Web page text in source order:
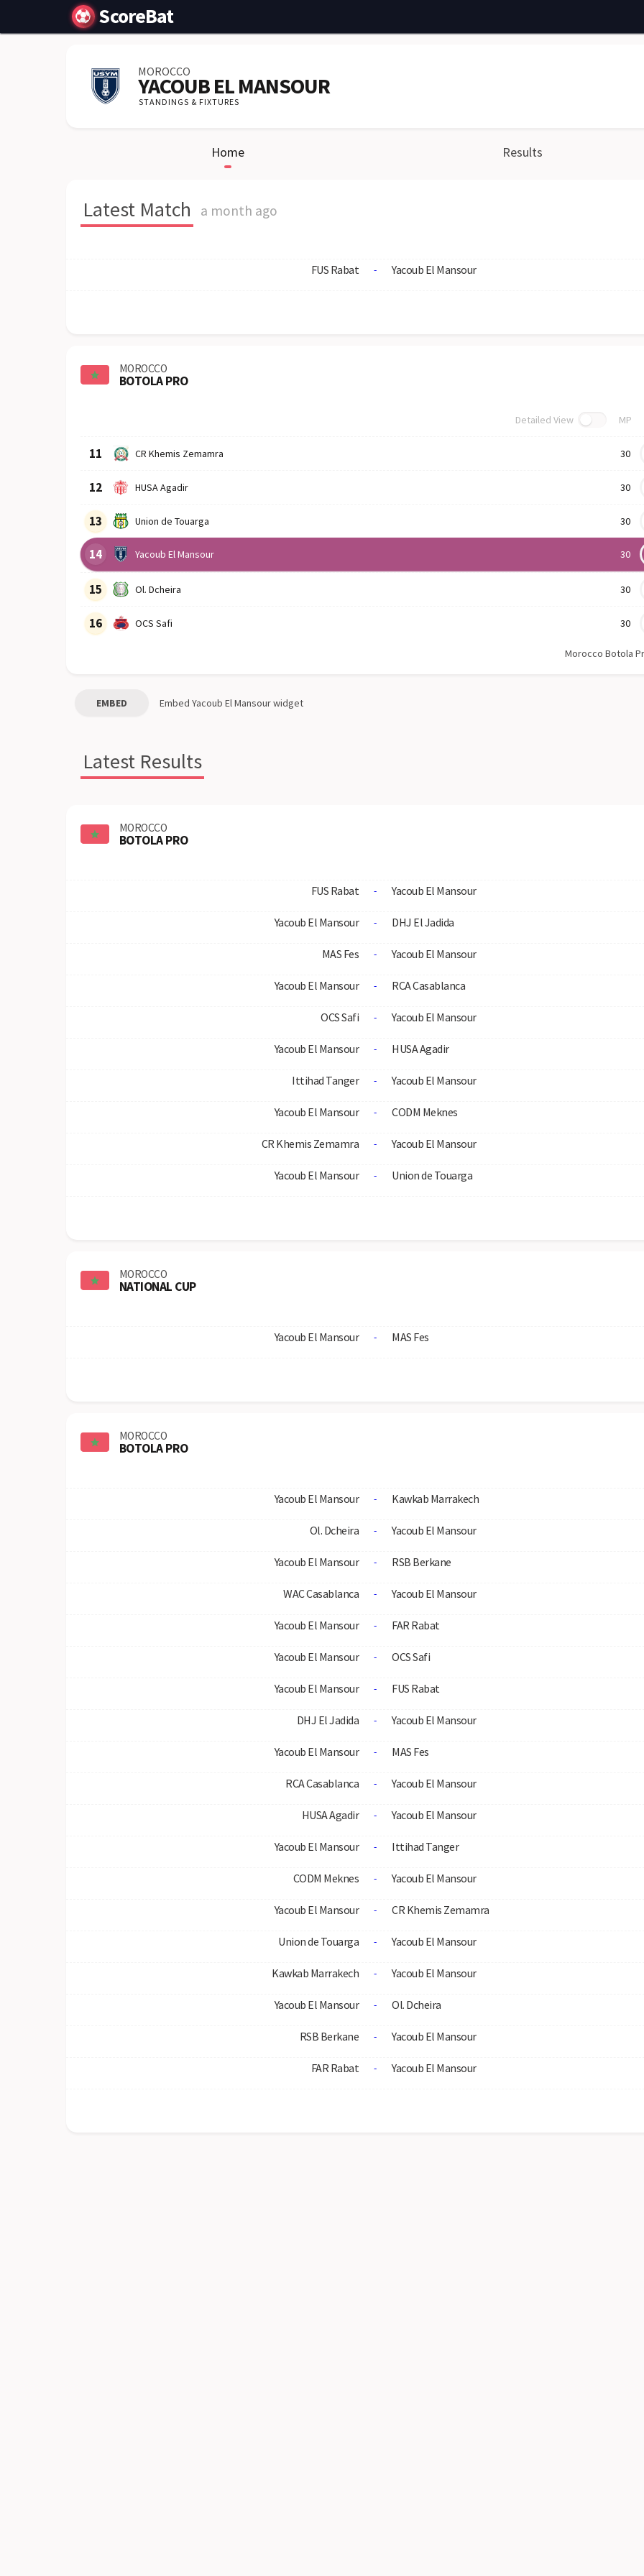
ScoreBat
MOROCCO
YACOUB EL MANSOUR
STANDINGS & FIXTURES
Home Results
Latest Match a month ago
FUS Rabat - Yacoub El Mansour
MOROCCO
BOTOLA PRO
Detailed View MP
11 CR Khemis Zemamra 30
12 HUSA Agadir 30
13 Union de Touarga 30
14 Yacoub El Mansour 30
15 Ol. Dcheira 30
16 OCS Safi 30
Morocco Botola
EMBED Embed Yacoub El Mansourwidget
Latest Results
MOROCCO
BOTOLA PRO
FUS Rabat - Yacoub El Mansour
Yacoub El Mansour - DHJ El Jadida
MAS Fes - Yacoub El Mansour
Yacoub El Mansour - RCA Casablanca
OCS Safi - Yacoub El Mansour
Yacoub El Mansour - HUSA Agadir
Ittihad Tanger - Yacoub El Mansour
Yacoub El Mansour - CODM Meknes
CR Khemis Zemamra - Yacoub El Mansour
Yacoub El Mansour - Union de Touarga
MOROCCO
NATIONAL CUP
Yacoub El Mansour - MAS Fes
MOROCCO
BOTOLA PRO
Yacoub El Mansour - Kawkab Marrakech
Ol. Dcheira - Yacoub El Mansour
Yacoub El Mansour - RSB Berkane
WAC Casablanca - Yacoub El Mansour
Yacoub El Mansour - FAR Rabat
Yacoub El Mansour - OCS Safi
Yacoub El Mansour - FUS Rabat
DHJ El Jadida - Yacoub El Mansour
Yacoub El Mansour - MAS Fes
RCA Casablanca - Yacoub El Mansour
HUSA Agadir - Yacoub El Mansour
Yacoub El Mansour - Ittihad Tanger
CODM Meknes - Yacoub El Mansour
Yacoub El Mansour - CR Khemis Zemamra
Union de Touarga - Yacoub El Mansour
Kawkab Marrakech - Yacoub El Mansour
Yacoub El Mansour - Ol. Dcheira
RSB Berkane - Yacoub El Mansour
FAR Rabat - Yacoub El Mansour